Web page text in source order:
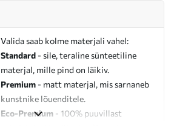
Valida saab kolme materjali vahel:
Standard - sile, teraline sünteetiline
materjal, mille pind on läikiv.
Premium - matt materjal, mis sarnaneb
kunstnike lõuenditele.
Eco-Premium - 100% puuvillast